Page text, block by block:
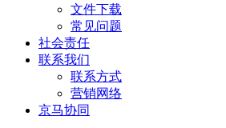
文件下载
常见问题
社会责任
联系我们
联系方式
营销网络
京马协同